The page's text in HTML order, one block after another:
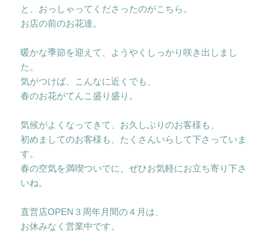
と、おっしゃってくださったのがこちら。
お店の前のお花達。
暖かな季節を迎えて、ようやくしっかり咲き出しまし
た。
気がつけば、こんなに近くでも、
春のお花がてんこ盛り盛り。
気候がよくなってきて、お久しぶりのお客様も、
初めましてのお客様も、たくさんいらして下さっていま
す。
春の空気を満喫ついでに、ぜひお気軽にお立ち寄り下さ
いね。
直営店OPEN３周年月間の４月は、
お休みなく営業中です。